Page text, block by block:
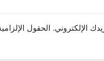
الإلكتروني. الحقول